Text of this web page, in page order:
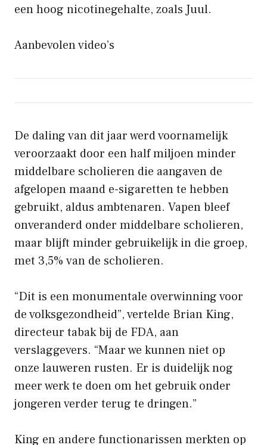
een hoog nicotinegehalte, zoals Juul.
Aanbevolen video’s
De daling van dit jaar werd voornamelijk
veroorzaakt door een half miljoen minder
middelbare scholieren die aangaven de
afgelopen maand e-sigaretten te hebben
gebruikt, aldus ambtenaren. Vapen bleef
onveranderd onder middelbare scholieren,
maar blijft minder gebruikelijk in die groep,
met 3,5% van de scholieren.
“Dit is een monumentale overwinning voor
de volksgezondheid”, vertelde Brian King,
directeur tabak bij de FDA, aan
verslaggevers. “Maar we kunnen niet op
onze lauweren rusten. Er is duidelijk nog
meer werk te doen om het gebruik onder
jongeren verder terug te dringen.”
King en andere functionarissen merkten op